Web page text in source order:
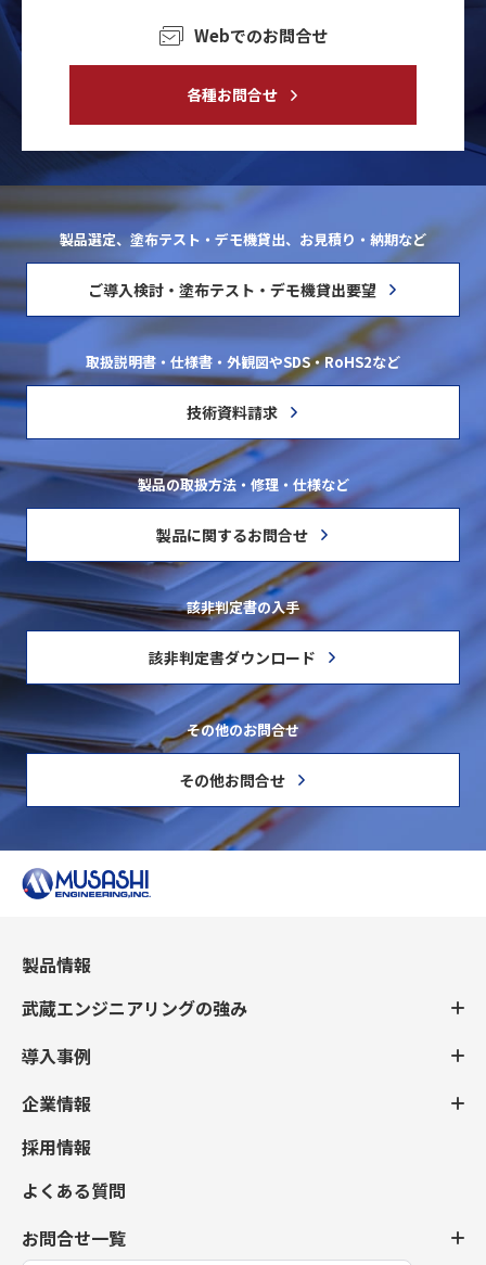
Webでのお問合せ
各種お問合せ
製品選定、塗布テスト・デモ機貸出、お見積り・納期など
ご導入検討・塗布テスト・デモ機貸出要望
取扱説明書・仕様書・外観図やSDS・RoHS2など
技術資料請求
製品の取扱方法・修理・仕様など
製品に関するお問合せ
該非判定書の入手
該非判定書ダウンロード
その他のお問合せ
その他お問合せ
製品情報
武蔵エンジニアリングの強み
導入事例
企業情報
採用情報
よくある質問
お問合せ一覧